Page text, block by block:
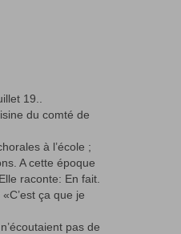
19..
du comté de
à l’école ;
A cette époque
raconte: En fait.
ça que je
pas de